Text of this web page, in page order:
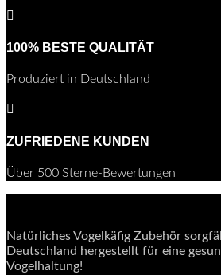

100% BESTE QUALITÄT
Produziert in Deutschland

ZUFRIEDENE KUNDEN
Über 500 Sterne-Bewertungen
Natürliches Vogelkäfig Zubehör
Deutschland hergestellt für eine
Vogelhaltung!